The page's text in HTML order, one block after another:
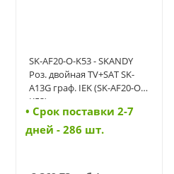
SK-AF20-O-K53 - SKANDY
Роз. двойная TV+SAT SK-
A13G граф. IEK (SK-AF20-O-
K53)
• Cрок поставки 2-7
дней - 286 шт.